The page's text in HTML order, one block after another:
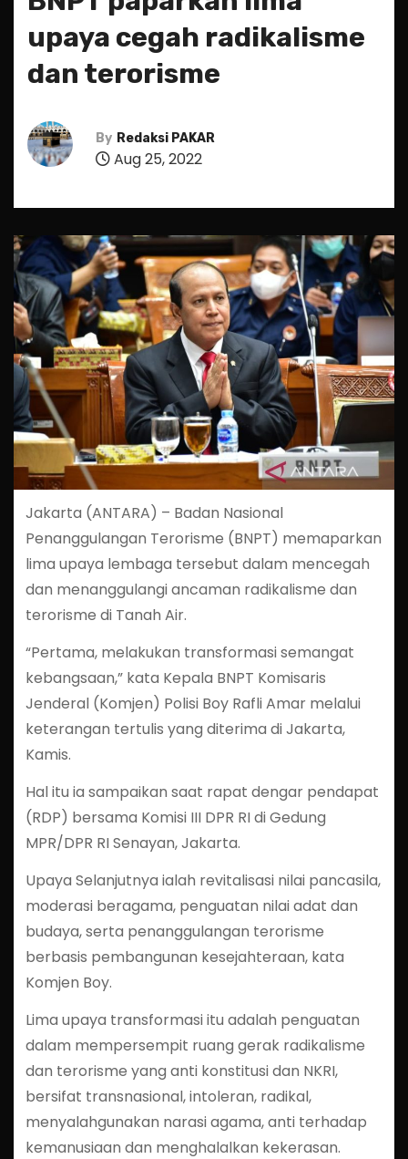
upaya cegah radikalisme
dan terorisme
By Redaksi PAKAR
Aug 25, 2022
Jakarta (ANTARA) – Badan Nasional
Penanggulangan Terorisme (BNPT) memaparkan
lima upaya lembaga tersebut dalam mencegah
dan menanggulangi ancaman radikalisme dan
terorisme di Tanah Air.
“Pertama, melakukan transformasi semangat
kebangsaan,” kata Kepala BNPT Komisaris
Jenderal (Komjen) Polisi Boy Rafli Amar melalui
keterangan tertulis yang diterima di Jakarta,
Kamis.
Hal itu ia sampaikan saat rapat dengar pendapat
(RDP) bersama Komisi III DPR RI di Gedung
MPR/DPR RI Senayan, Jakarta.
Upaya Selanjutnya ialah revitalisasi nilai pancasila,
moderasi beragama, penguatan nilai adat dan
budaya, serta penanggulangan terorisme
berbasis pembangunan kesejahteraan, kata
Komjen Boy.
Lima upaya transformasi itu adalah penguatan
dalam mempersempit ruang gerak radikalisme
dan terorisme yang anti konstitusi dan NKRI,
bersifat transnasional, intoleran, radikal,
menyalahgunakan narasi agama, anti terhadap
kemanusiaan dan menghalalkan kekerasan.